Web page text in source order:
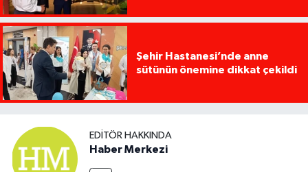
Şehir Hastanesi’nde anne
sütünün önemine dikkat çekildi
EDITÖR HAKKINDA
Haber Merkezi